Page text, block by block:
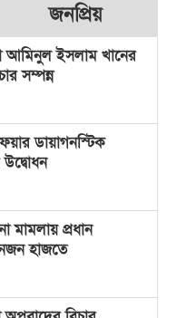
জনপ্রিয়
আমিনুল ইসলাম খানের
সম্পন্ন
ডায়াগনস্টিক
উদ্বোধন
মামলায় প্রধান
হাজতে